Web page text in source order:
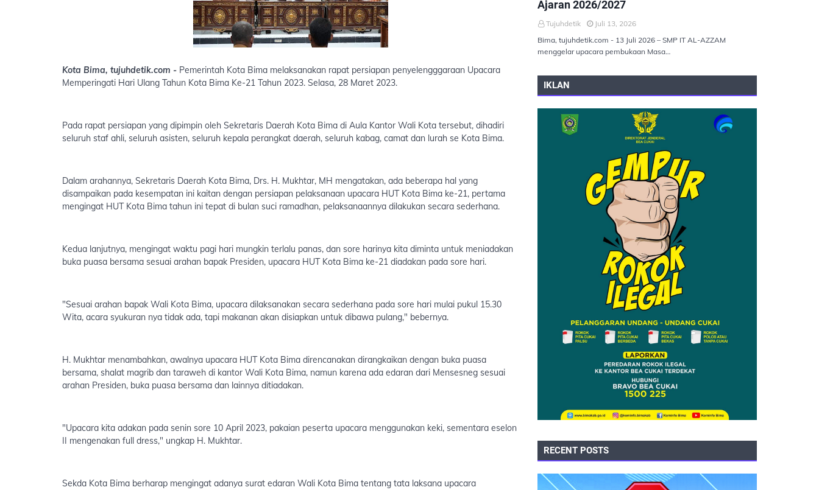
Kota Bima, tujuhdetik.com - Pemerintah Kota Bima melaksanakan rapat persiapan penyelengggaraan Upacara
Memperingati Hari Ulang Tahun Kota Bima Ke-21 Tahun 2023. Selasa, 28 Maret 2023.
Pada rapat persiapan yang dipimpin oleh Sekretaris Daerah Kota Bima di Aula Kantor Wali Kota tersebut, dihadiri
seluruh staf ahli, seluruh asisten, seluruh kepala perangkat daerah, seluruh kabag, camat dan lurah se Kota Bima.
Dalam arahannya, Sekretaris Daerah Kota Bima, Drs. H. Mukhtar, MH mengatakan, ada beberapa hal yang
disampaikan pada kesempatan ini kaitan dengan persiapan pelaksanaan upacara HUT Kota Bima ke-21, pertama
mengingat HUT Kota Bima tahun ini tepat di bulan suci ramadhan, pelaksanaannya dilakukan secara sederhana.
Kedua lanjutnya, mengingat waktu pagi hari mungkin terlalu panas, dan sore harinya kita diminta untuk meniadakan
buka puasa bersama sesuai arahan bapak Presiden, upacara HUT Kota Bima ke-21 diadakan pada sore hari.
"Sesuai arahan bapak Wali Kota Bima, upacara dilaksanakan secara sederhana pada sore hari mulai pukul 15.30
Wita, acara syukuran nya tidak ada, tapi makanan akan disiapkan untuk dibawa pulang," bebernya.
H. Mukhtar menambahkan, awalnya upacara HUT Kota Bima direncanakan dirangkaikan dengan buka puasa
bersama, shalat magrib dan taraweh di kantor Wali Kota Bima, namun karena ada edaran dari Mensesneg sesuai
arahan Presiden, buka puasa bersama dan lainnya ditiadakan.
"Upacara kita adakan pada senin sore 10 April 2023, pakaian peserta upacara menggunakan keki, sementara eselon
II mengenakan full dress," ungkap H. Mukhtar.
Sekda Kota Bima berharap mengingat adanya surat edaran Wali Kota Bima tentang tata laksana upacara
Ajaran 2026/2027
Tujuhdetik
Juli 13, 2026
Bima, tujuhdetik.com - 13 Juli 2026 – SMP IT AL-AZZAM
menggelar upacara pembukaan Masa…
IKLAN
RECENT POSTS